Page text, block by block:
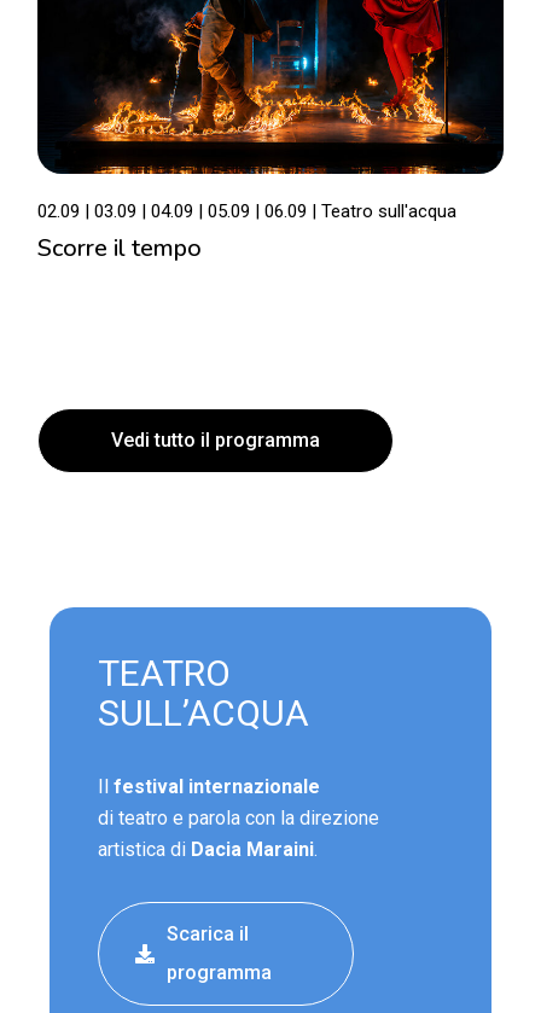
02.09 03.09 04.09 05.09 06.09 Teatro sull'acqua
Scorre il tempo
Vedi tutto il programma
TEATRO
SULL’ACQUA
Il festival internazionale
di teatro e parola con la direzione
artistica di Dacia Maraini.
Scarica il
programma